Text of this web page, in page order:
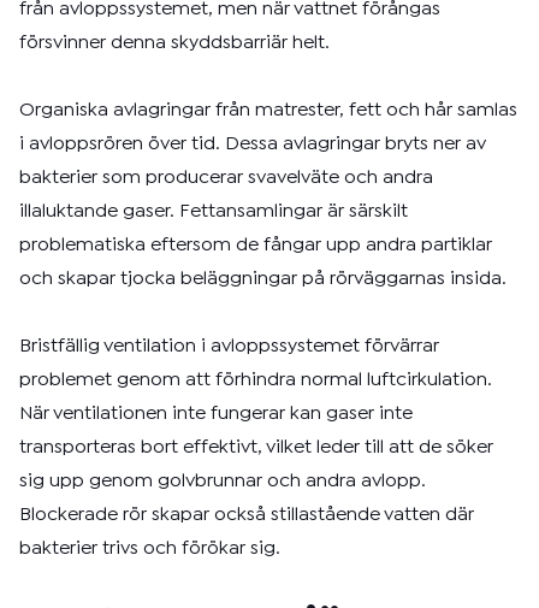
från avloppssystemet, men när vattnet förångas
försvinner denna skyddsbarriär helt.
Organiska avlagringar från matrester, fett och hår samlas
i avloppsrören över tid. Dessa avlagringar bryts ner av
bakterier som producerar svavelväte och andra
illaluktande gaser. Fettansamlingar är särskilt
problematiska eftersom de fångar upp andra partiklar
och skapar tjocka beläggningar på rörväggarnas insida.
Bristfällig ventilation i avloppssystemet förvärrar
problemet genom att förhindra normal luftcirkulation.
När ventilationen inte fungerar kan gaser inte
transporteras bort effektivt, vilket leder till att de söker
sig upp genom golvbrunnar och andra avlopp.
Blockerade rör skapar också stillastående vatten där
bakterier trivs och förökar sig.